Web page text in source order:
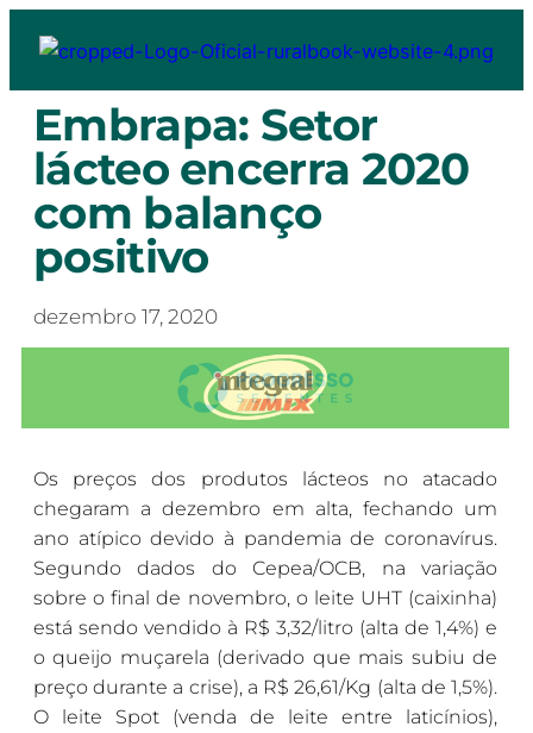
Embrapa: Setor
lácteo encerra 2020
com balanço
positivo
dezembro 17, 2020
Os preços dos produtos lácteos no atacado
chegaram a dezembro em alta, fechando um
ano atípico devido à pandemia de coronavírus.
Segundo dados do Cepea/OCB, na variação
sobre o final de novembro, o leite UHT (caixinha)
está sendo vendido à R$ 3,32/litro (alta de 1,4%) e
o queijo muçarela (derivado que mais subiu de
preço durante a crise), a R$ 26,61/Kg (alta de 1,5%).
O leite Spot (venda de leite entre laticínios),